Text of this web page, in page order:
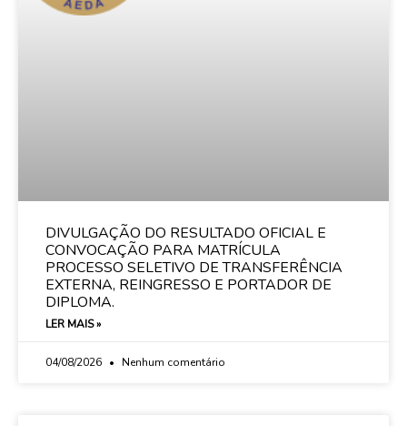
DIVULGAÇÃO DO RESULTADO OFICIAL E
CONVOCAÇÃO PARA MATRÍCULA
PROCESSO SELETIVO DE TRANSFERÊNCIA
EXTERNA, REINGRESSO E PORTADOR DE
DIPLOMA.
LER MAIS »
04/08/2026 Nenhum comentário